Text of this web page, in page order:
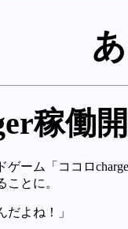
稼働
ーム「ココロ
とに。
だよね！」